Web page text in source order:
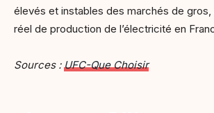
élevés et instables des marchés de gros,
réel de production de l’électricité en
Sources :UFC-Que Choisir